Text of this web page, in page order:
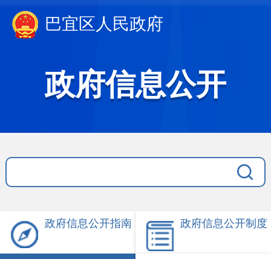
巴宜区人民政府
政府信息公开
政府信息公开指南 政府信息公开制度